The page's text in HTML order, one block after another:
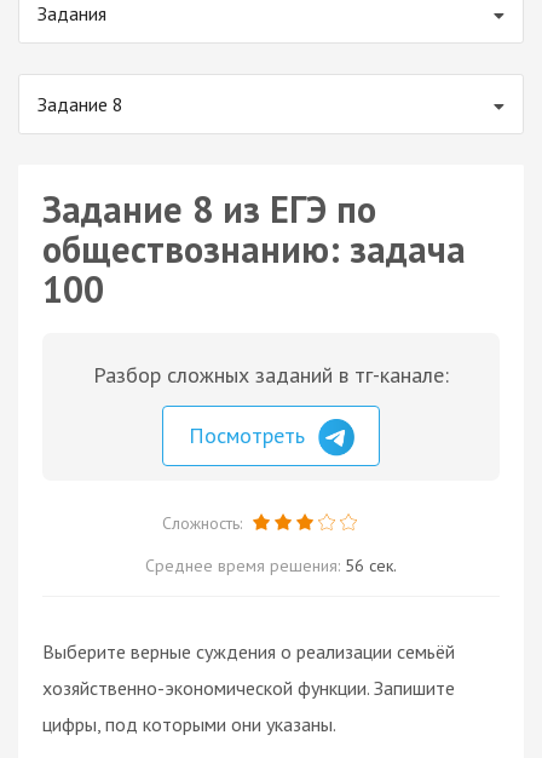
Задания
Задание 8
Задание 8 из ЕГЭ по
обществознанию: задача
100
Разбор сложных заданий в тг-канале:
Посмотреть
Сложность:
Среднее время решения: 56 сек.
Выберите верные суждения о реализации семьёй
хозяйственно-экономической функции. Запишите
цифры, под которыми они указаны.